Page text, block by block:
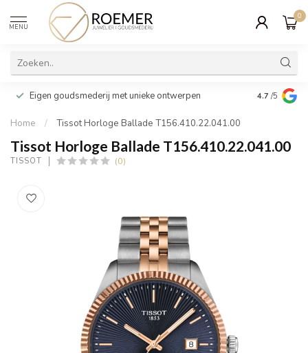
MENU
0
Eigen goudsmederij met unieke ontwerpen Wij
cadeau
4.7 /5
Home / Tissot Horloge Ballade T156.410.22.041.00
Tissot Horloge Ballade T156.410.22.041.00
TISSOT (0)